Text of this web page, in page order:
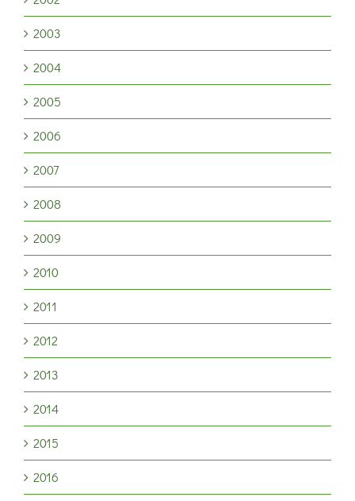
2003
2004
2005
2006
2007
2008
2009
2010
2011
2012
2013
2014
2015
2016